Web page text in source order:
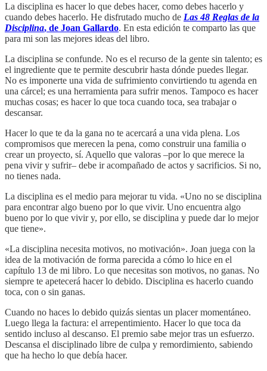
La disciplina es hacer lo que debes hacer, como debes hacerlo y
cuando debes hacerlo. He disfrutado mucho de Las 48 Reglas de la
Disciplina, de Joan Gallardo. En esta edición te comparto las que
para mi son las mejores ideas del libro.
La disciplina se confunde. No es el recurso de la gente sin talento; es
el ingrediente que te permite descubrir hasta dónde puedes llegar.
No es imponerte una vida de sufrimiento convirtiendo tu agenda en
una cárcel; es una herramienta para sufrir menos. Tampoco es hacer
muchas cosas; es hacer lo que toca cuando toca, sea trabajar o
descansar.
Hacer lo que te da la gana no te acercará a una vida plena. Los
compromisos que merecen la pena, como construir una familia o
crear un proyecto, sí. Aquello que valoras –por lo que merece la
pena vivir y sufrir– debe ir acompañado de actos y sacrificios. Si no,
no tienes nada.
La disciplina es el medio para mejorar tu vida. «Uno no se disciplina
para encontrar algo bueno por lo que vivir. Uno encuentra algo
bueno por lo que vivir y, por ello, se disciplina y puede dar lo mejor
que tiene».
«La disciplina necesita motivos, no motivación». Joan juega con la
idea de la motivación de forma parecida a cómo lo hice en el
capítulo 13 de mi libro. Lo que necesitas son motivos, no ganas. No
siempre te apetecerá hacer lo debido. Disciplina es hacerlo cuando
toca, con o sin ganas.
Cuando no haces lo debido quizás sientas un placer momentáneo.
Luego llega la factura: el arrepentimiento. Hacer lo que toca da
sentido incluso al descanso. El premio sabe mejor tras un esfuerzo.
Descansa el disciplinado libre de culpa y remordimiento, sabiendo
que ha hecho lo que debía hacer.